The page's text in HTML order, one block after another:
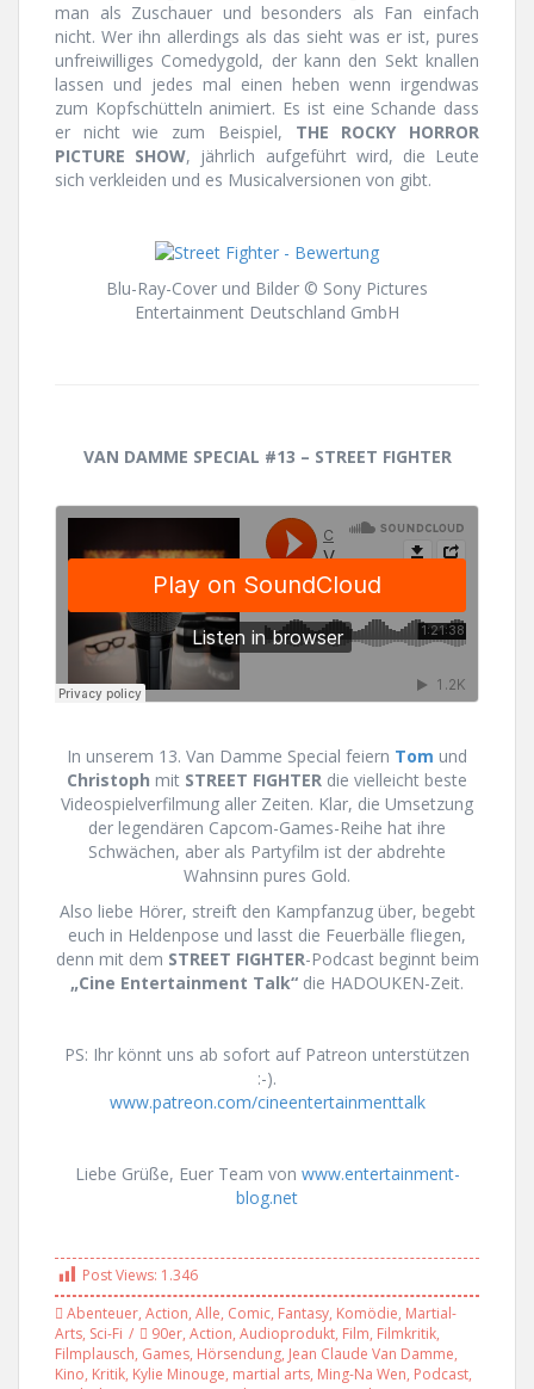
man als Zuschauer und besonders als Fan einfach
nicht. Wer ihn allerdings als das sieht was er ist, pures
unfreiwilliges Comedygold, der kann den Sekt knallen
lassen und jedes mal einen heben wenn irgendwas
zum Kopfschütteln animiert. Es ist eine Schande dass
er nicht wie zum Beispiel, THE ROCKY HORROR
PICTURE SHOW, jährlich aufgeführt wird, die Leute
sich verkleiden und es Musicalversionen von gibt.
Blu-Ray-Cover und Bilder © Sony Pictures
Entertainment Deutschland GmbH
VAN DAMME SPECIAL #13 – STREET FIGHTER
In unserem 13. Van Damme Special feiern Tom und
Christoph mit STREET FIGHTER die vielleicht beste
Videospielverfilmung aller Zeiten. Klar, die Umsetzung
der legendären Capcom-Games-Reihe hat ihre
Schwächen, aber als Partyfilm ist der abdrehte
Wahnsinn pures Gold.
Also liebe Hörer, streift den Kampfanzug über, begebt
euch in Heldenpose und lasst die Feuerbälle fliegen,
denn mit dem STREET FIGHTER-Podcast beginnt beim
„Cine Entertainment Talk“ die HADOUKEN-Zeit.
PS: Ihr könnt uns ab sofort auf Patreon unterstützen
:-).
www.patreon.com/cineentertainmenttalk
Liebe Grüße, Euer Team von www.entertainment-
blog.net
Post Views: 1.346
Abenteuer, Action, Alle, Comic, Fantasy, Komödie, Martial-
Arts, Sci-Fi 90er, Action, Audioprodukt, Film, Filmkritik,
Filmplausch, Games, Hörsendung, Jean Claude Van Damme,
Kino, Kritik, Kylie Minouge, martial arts, Ming-Na Wen, Podcast,